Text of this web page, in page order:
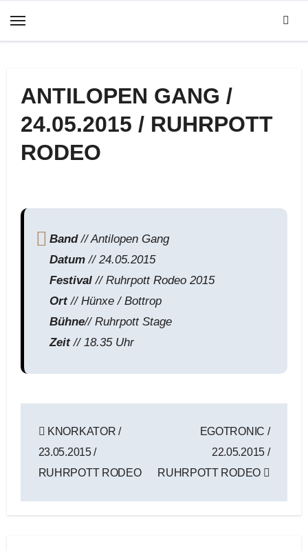
Inhalt
ANTILOPEN GANG /
24.05.2015 / RUHRPOTT
RODEO
Band// Antilopen Gang
Datum// 24.05.2015
Festival// Ruhrpott Rodeo 2015
Ort// Hünxe / Bottrop
Bühne// Ruhrpott Stage
Zeit// 18.35 Uhr
KNORKATOR /
23.05.2015 /
RUHRPOTT RODEO
EGOTRONIC /
22.05.2015 /
RUHRPOTT RODEO